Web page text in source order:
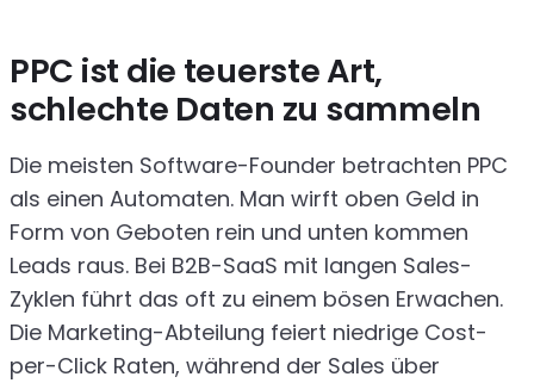
PPC ist die teuerste Art,
schlechte Daten zu sammeln
Die meisten Software-Founder betrachten PPC
als einen Automaten. Man wirft oben Geld in
Form von Geboten rein und unten kommen
Leads raus. Bei B2B-SaaS mit langen Sales-
Zyklen führt das oft zu einem bösen Erwachen.
Die Marketing-Abteilung feiert niedrige Cost-
per-Click Raten, während der Sales über